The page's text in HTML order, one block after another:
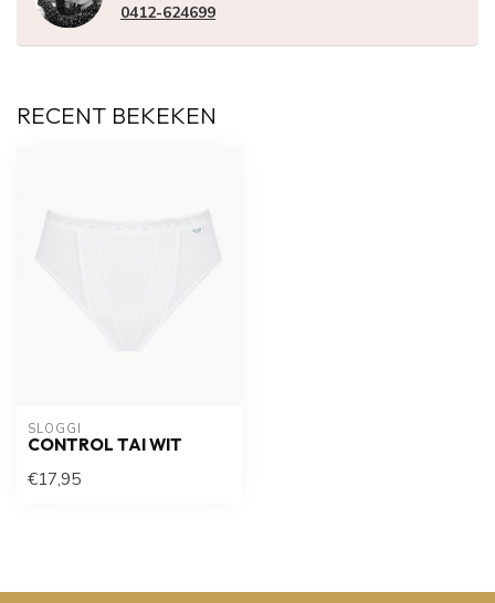
0412-624699
RECENT BEKEKEN
SLOGGI
CONTROL TAI WIT
€17,95